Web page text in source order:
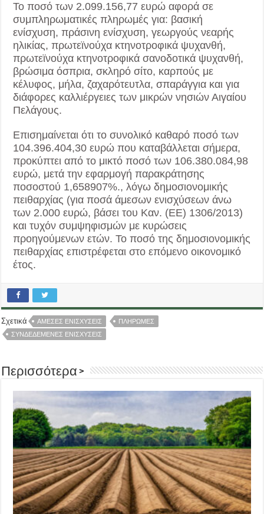
Το ποσό των 2.099.156,77 ευρώ αφορά σε
συμπληρωματικές πληρωμές για: βασική
ενίσχυση, πράσινη ενίσχυση, γεωργούς νεαρής
ηλικίας, πρωτεϊνούχα κτηνοτροφικά ψυχανθή,
πρωτεϊνούχα κτηνοτροφικά σανοδοτικά ψυχανθή,
βρώσιμα όσπρια, σκληρό σίτο, καρπούς με
κέλυφος, μήλα, ζαχαρότευτλα, σπαράγγια και για
διάφορες καλλιέργειες των μικρών νησιών Αιγαίου
Πελάγους.
Επισημαίνεται ότι το συνολικό καθαρό ποσό των
104.396.404,30 ευρώ που καταβάλλεται σήμερα,
προκύπτει από το μικτό ποσό των 106.380.084,98
ευρώ, μετά την εφαρμογή παρακράτησης
ποσοστού 1,658907%., λόγω δημοσιονομικής
πειθαρχίας (για ποσά άμεσων ενισχύσεων άνω
των 2.000 ευρώ, βάσει του Καν. (ΕΕ) 1306/2013)
και τυχόν συμψηφισμών με κυρώσεις
προηγούμενων ετών. Το ποσό της δημοσιονομικής
πειθαρχίας επιστρέφεται στο επόμενο οικονομικό
έτος.
Σχετικά ΑΜΕΣΕΣ ΕΝΙΣΧΥΣΕΙΣ
ΠΛΗΡΩΜΕΣ
ΣΥΝΔΕΔΕΜΕΝΕΣ ΕΝΙΣΧΥΣΕΙΣ
Περισσότερα >